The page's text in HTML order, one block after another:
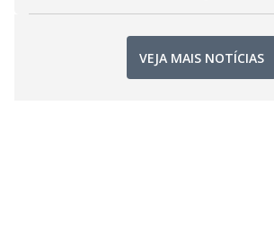
VEJA MAIS NOTÍCIAS